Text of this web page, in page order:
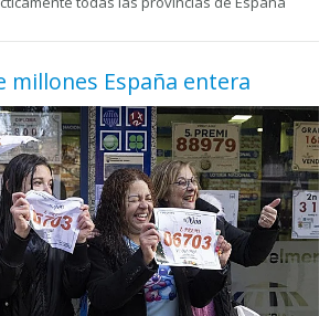
millones España entera